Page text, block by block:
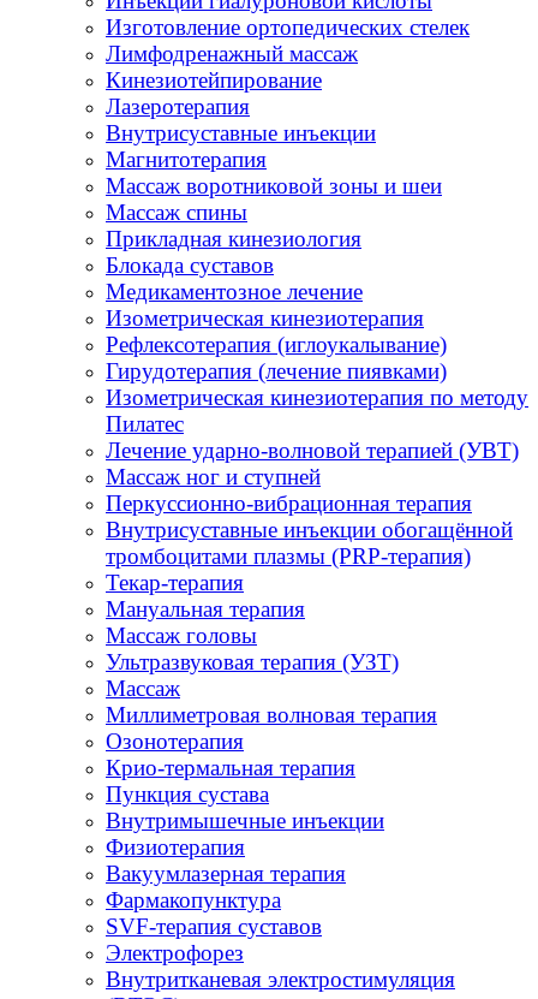
Изготовление ортопедических стелек
Лимфодренажный массаж
Кинезиотейпирование
Лазеротерапия
Внутрисуставные инъекции
Магнитотерапия
Массаж воротниковой зоны и шеи
Массаж спины
Прикладная кинезиология
Блокада суставов
Медикаментозное лечение
Изометрическая кинезиотерапия
Рефлексотерапия (иглоукалывание)
Гирудотерапия (лечение пиявками)
Изометрическая кинезиотерапия по методу
Пилатес
Лечение ударно-волновой терапией (УВТ)
Массаж ног и ступней
Перкуссионно-вибрационная терапия
Внутрисуставные инъекции обогащённой
тромбоцитами плазмы (PRP-терапия)
Текар-терапия
Мануальная терапия
Массаж головы
Ультразвуковая терапия (УЗТ)
Массаж
Миллиметровая волновая терапия
Озонотерапия
Крио-термальная терапия
Пункция сустава
Внутримышечные инъекции
Физиотерапия
Вакуумлазерная терапия
Фармакопунктура
SVF-терапия суставов
Электрофорез
Внутритканевая электростимуляция